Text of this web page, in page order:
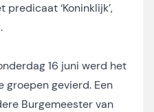
‘Koninklijk’,
16 juni werd het
gevierd. Een
Burgemeester van